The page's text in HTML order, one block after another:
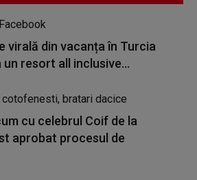
virală din vacanța în Turcia
un resort all inclusive...
cu celebrul Coif de la
aprobat procesul de